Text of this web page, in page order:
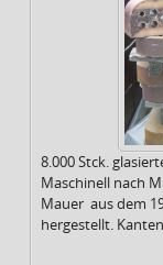
8.000 Stck.
Maschinell nach
Mauer aus dem
hergestellt.